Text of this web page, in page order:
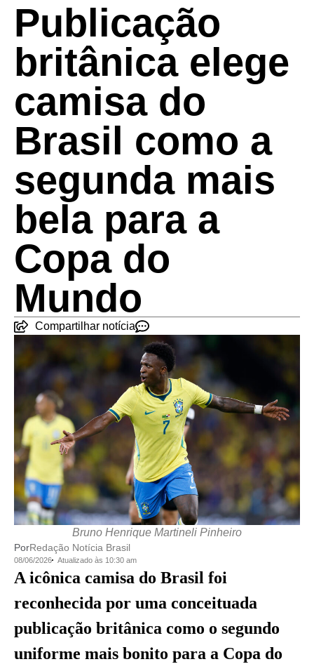
Publicação
britânica elege
camisa do
Brasil como a
segunda mais
bela para a
Copa do
Mundo
Compartilhar notícia
Bruno Henrique Martineli Pinheiro
PorRedação Notícia Brasil
08/06/2026 Atualizado às 10:30 am
A icônica camisa do Brasil foi
reconhecida por uma conceituada
publicação britânica como o segundo
uniforme mais bonito para a Copa do